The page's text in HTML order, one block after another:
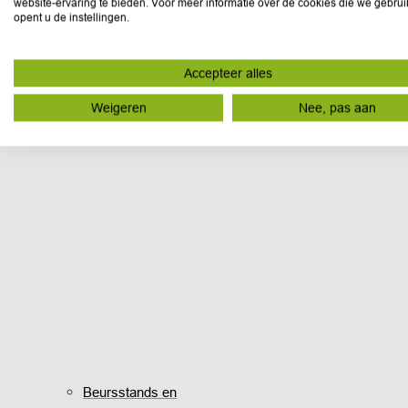
Beursstands en
website-ervaring te bieden. Voor meer informatie over de cookies die we
opent u de instellingen.
Accepteer alles
Weigeren Nee, pas aan